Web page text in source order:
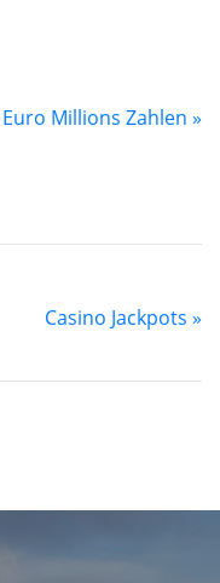
Euro Millions Zahlen »
Casino Jackpots »